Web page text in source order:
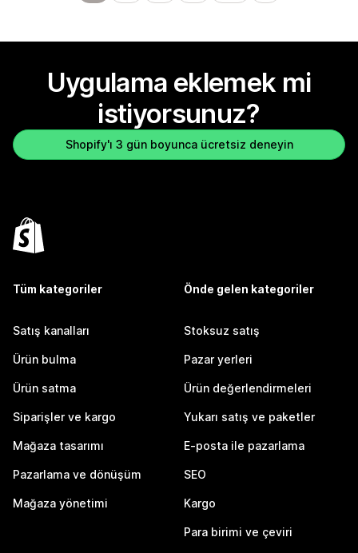
Uygulama eklemek mi
istiyorsunuz?
Shopify'ı 3 gün boyunca ücretsiz deneyin
Tüm kategoriler
Satış kanalları
Ürün bulma
Ürün satma
Siparişler ve kargo
Mağaza tasarımı
Pazarlama ve dönüşüm
Mağaza yönetimi
Önde gelen kategoriler
Stoksuz satış
Pazar yerleri
Ürün değerlendirmeleri
Yukarı satış ve paketler
E-posta ile pazarlama
SEO
Kargo
Para birimi ve çeviri